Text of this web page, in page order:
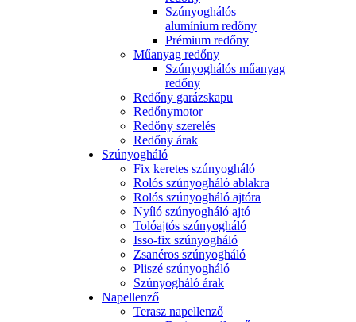
Szúnyoghálós
alumínium redőny
Prémium redőny
Műanyag redőny
Szúnyoghálós műanyag
redőny
Redőny garázskapu
Redőnymotor
Redőny szerelés
Redőny árak
Szúnyogháló
Fix keretes szúnyogháló
Rolós szúnyogháló ablakra
Rolós szúnyogháló ajtóra
Nyíló szúnyogháló ajtó
Tolóajtós szúnyogháló
Isso-fix szúnyogháló
Zsanéros szúnyogháló
Pliszé szúnyogháló
Szúnyogháló árak
Napellenző
Terasz napellenző